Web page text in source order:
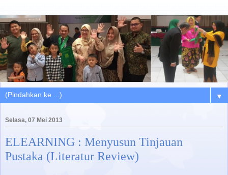
▼
Selasa, 07 Mei 2013
ELEARNING : Menyusun Tinjauan
Pustaka (Literatur Review)